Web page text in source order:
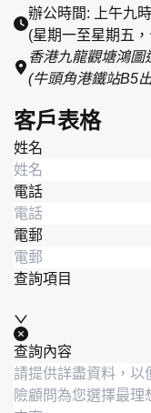
辦公時間: 上午九
(星期一至星期五
香港九龍觀塘鴻圖
(牛頭角港鐵站B5
客戶表格
姓名
電話
電郵
查詢項目
查詢內容